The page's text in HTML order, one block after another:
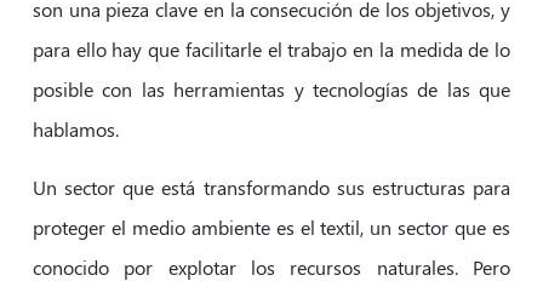
son una pieza clave en la consecución de los objetivos, y
para ello hay que facilitarle el trabajo en la medida de lo
posible con las herramientas y tecnologías de las que
hablamos.
Un sector que está transformando sus estructuras para
proteger el medio ambiente es el textil, un sector que es
conocido por explotar los recursos naturales. Pero